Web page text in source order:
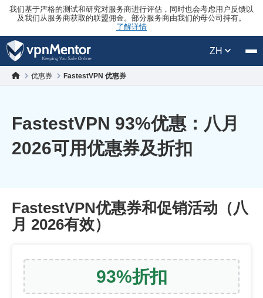
我们基于严格的测试和研究对服务商进行评估，同时也会考虑用户反馈以
及我们从服务商获取的联盟佣金。部分服务商由我们的母公司持有。
了解详情
ZH
优惠券 FastestVPN 优惠券
FastestVPN 93%优惠：八月
2026可用优惠券及折扣
FastestVPN优惠券和促销活动（八
月 2026有效）
93%折扣